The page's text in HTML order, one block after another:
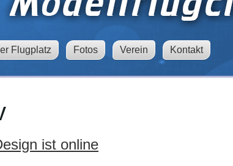
Flugplatz Fotos Verein Kontakt
ist online